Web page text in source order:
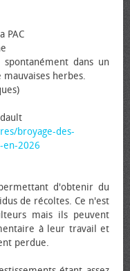
PAC
dans un
herbes.
broyage-des-
en-2026
d'obtenir du
de récoltes. Ce n'est
mais ils peuvent
à leur travail et
perdue.